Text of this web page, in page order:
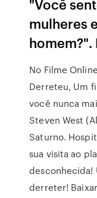
"Você
mulheres
homem?".
No Filme
Derreteu, Um
você nunca
Steven West
Saturno.
sua visita ao
desconhecida!
derreter!